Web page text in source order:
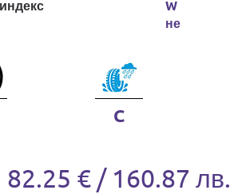
W
не
C
82.25 € / 160.87 лв.